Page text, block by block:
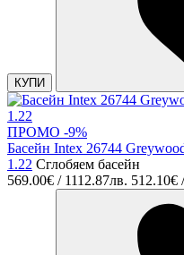
КУПИ
ПРОМО -9%
Басейн Intex 26744
1.22 Сглобяем басейн
569.00€ / 1112.87лв. 512.10€